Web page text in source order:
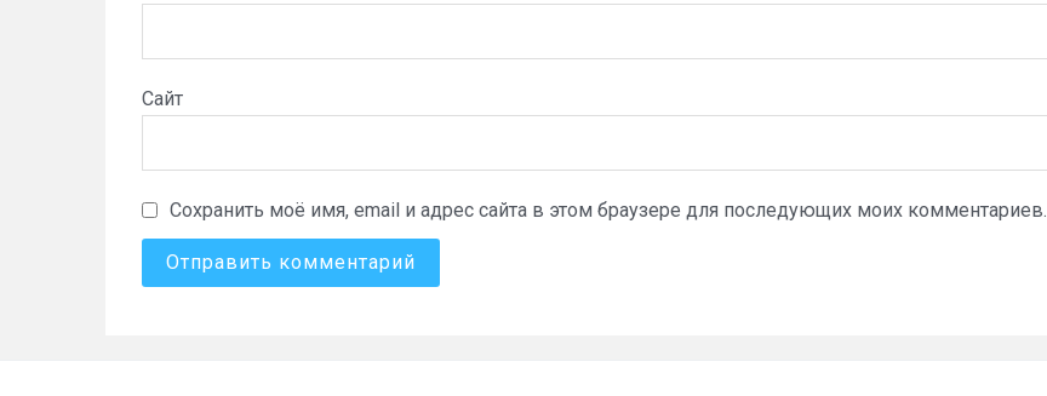
Сайт
Сохранить моё имя, email и адрес сайта в этом браузере для последующих моих комментариев.